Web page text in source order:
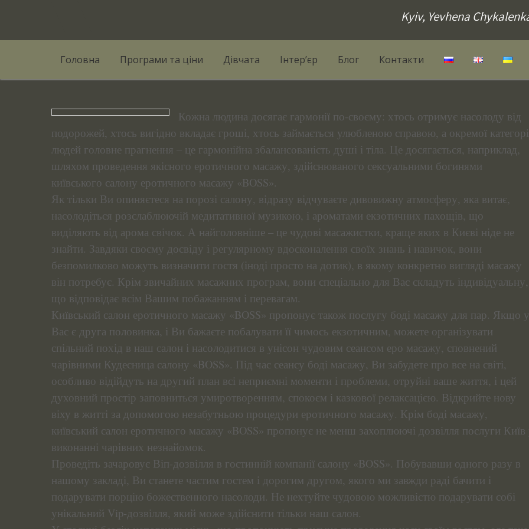
content
Kyiv, Yevhena
Головна Програми та ціни Дівчата Інтер’єр Блог Контакти
Кожна людина досягає гармонії по-своєму: хтось отримує насолоду від
подорожей, хтось вигідно вкладає гроші, хтось займається улюбленою справою, а окремої
людей головне прагнення – це гармонійна збалансованість душі і тіла. Це досягається, наприклад,
шляхом проведення якісного еротичного масажу, здійснюваного сексуальними богинями
київського салону еротичного масажу «BOSS».
Як тільки Ви опиняєтеся на порозі салону, відразу відчуваєте дивовижну атмосферу, яка витає,
насолодіться розслаблюючій медитативної музикою, і ароматами екзотичних пахощів, що
виділяють від арома свічок. А найголовніше – це чудові масажистки, краще яких в Києві ніде не
знайти. Завдяки своєму досвіду і регулярному вдосконалення своїх знань і навичок, вони
безпомилково можуть визначити гостя (іноді просто на дотик), в якому конкретно вигляді масажу
він потребує. Крім звичайних масажних програм, вони спеціально для Вас складуть індивідуальну,
що відповідає всім Вашим побажанням і перевагам.
Київський салон еротичного масажу «BOSS» пропонує також послугу боді масажу для пар. Якщо у
Вас є друга половинка, і Ви бажаєте побалувати її чимось екзотичним, можете організувати
спільний похід в наш салон і насолодитися в унісон чудовим сеансом еро масажу, сповнений
чарівними Кудесница салону «BOSS». Під час сеансу боді масажу, Ви забудете про все на світі,
особливо відійдуть на другий план всі неприємні моменти і проблеми, отруйні ваше життя, і цей
духовний простір заповниться умиротворенням, спокоєм і казкової релаксацією. Відкрийте нову
віху в житті за допомогою незабутньою процедури еротичного масажу. Крім боді масажу,
київський салон еротичного масажу «BOSS» пропонує не менш захоплюючі дозвілля послуги Київ
виконанні чарівних незнайомок.
Проведіть зачаровує Віп-дозвілля в гостинній компанії салону «BOSS». Побувавши одного разу в
нашому закладі, Ви станете частим гостем і дорогим другом, якого ми завжди раді бачити і
подарувати порцію божественного насолоди. Не нехтуйте чудовою можливістю подарувати собі
унікальний Vip-дозвілля, який може здійснити тільки наш салон.